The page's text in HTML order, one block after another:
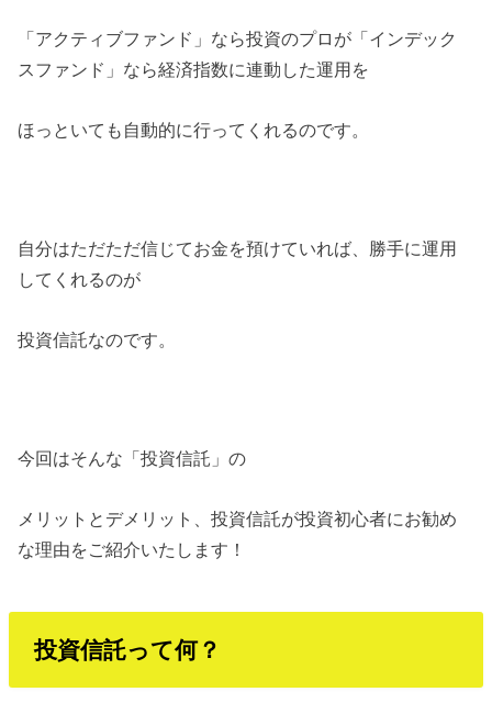
「アクティブファンド」なら投資のプロが「インデック
スファンド」なら経済指数に連動した運用を
ほっといても自動的に行ってくれるのです。
自分はただただ信じてお金を預けていれば、勝手に運用
してくれるのが
投資信託なのです。
今回はそんな「投資信託」の
メリットとデメリット、投資信託が投資初心者にお勧め
な理由をご紹介いたします！
投資信託って何？